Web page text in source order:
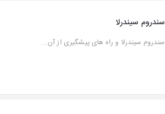
سندروم سیندرلا
سندروم سیندرلا و راه های پیشگیری از آن...